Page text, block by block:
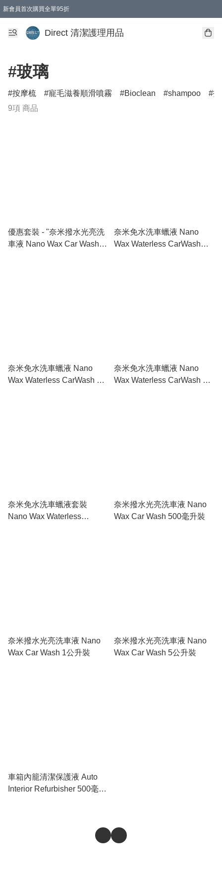
新會員首次購買全單95折
Direct 清潔護理用品
#玻璃
按摩梳 寵毛滋養順滑噴霧 Bioclean shampoo
9項 商品
優惠套裝 - "奈米撥水光亮洗
車液 Nano Wax Car Wash 2
奈米免水洗車蠟液 Nano
Wax Waterless CarWash
奈米免水洗車蠟液 Nano
Wax Waterless CarWash 1
奈米免水洗車蠟液 Nano
Wax Waterless CarWash 5
奈米免水洗車蠟液套裝
Nano Wax Waterless
奈米撥水光亮洗車液 Nano
Wax Car Wash 500毫升裝
奈米撥水光亮洗車液 Nano
Wax Car Wash 1公升裝
奈米撥水光亮洗車液 Nano
Wax Car Wash 5公升裝
車箱內籠清潔保護液 Auto
Interior Refurbisher 500毫升